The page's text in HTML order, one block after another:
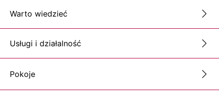
Warto wiedzieć
Usługi i działalność
Pokoje